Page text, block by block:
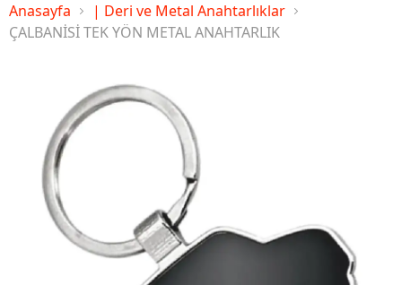
Anasayfa
| Deri ve Metal Anahtarlıklar
ÇALBANİSİ TEK YÖN METAL ANAHTARLIK